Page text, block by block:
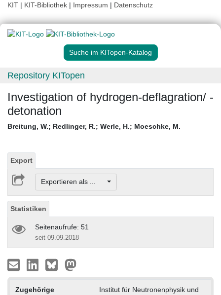
KIT | KIT-Bibliothek | Impressum | Datenschutz
Suche im KITopen-Katalog
Repository KITopen
Investigation of hydrogen-deflagration/ -
detonation
Breitung, W.; Redlinger, R.; Werle, H.; Moeschke, M.
Export
Exportieren als ...
Statistiken
Seitenaufrufe: 51
seit 09.09.2018
Zugehörige
Institut für Neutronenphysik und